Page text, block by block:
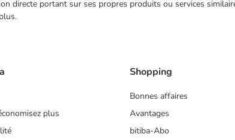
directe portant sur ses propres produits ou services
plus
Shopping
Bonnes affaires
Avantages
bitiba-Abo